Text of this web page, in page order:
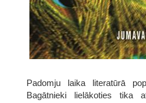
Padomju laika literatūrā
Bagātnieki lielākoties tika